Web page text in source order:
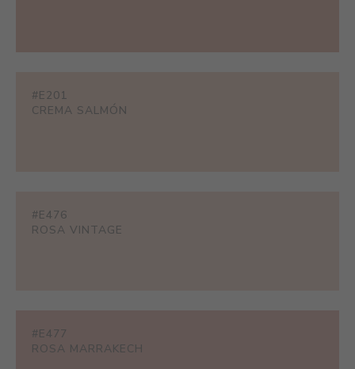
#E201
CREMA SALMÓN
#E476
ROSA VINTAGE
#E477
ROSA MARRAKECH